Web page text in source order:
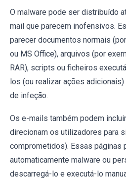
O malware pode ser distribuído
mail que parecem inofensivos.
parecer documentos normais
ou MS Office), arquivos (por
RAR), scripts ou ficheiros
los (ou realizar ações
de infeção.
Os e-mails também podem
direcionam os utilizadores para
comprometidos). Essas páginas
automaticamente malware ou
descarregá-lo e executá-lo